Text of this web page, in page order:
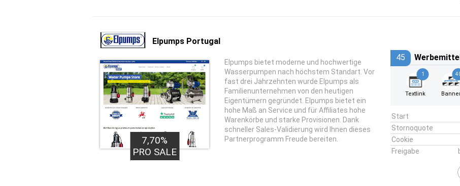
Elpumps Portugal
7,70%
PRO SALE
Elpumps bietet moderne und hochwertige
Wasserpumpen nach höchstem Standart. Vor
fast drei Jahrzehnten wurde Elpumps als
Familienunternehmen von den heutigen
Eigentümern gegründet. Elpumps bietet ein
hohe Maß an Service und für Affiliates hohe
Warenkörbe und starke Provisionen. Dank
schneller Sales-Validierung wird Ihnen dieses
Partnerprogramm Freude bereiten.
45
1
Textlink
Start
Stornoquote
Cookie
Freigabe